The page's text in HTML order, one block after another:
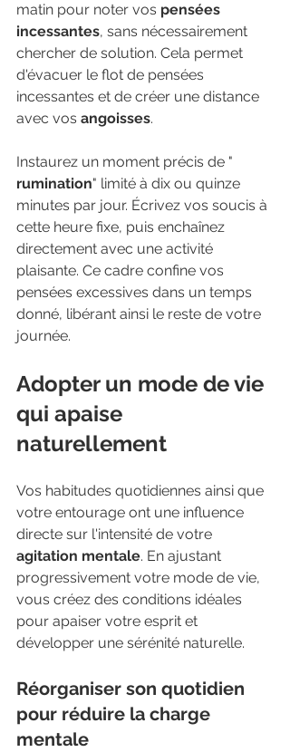
matin pour noter vos pensées
incessantes, sans nécessairement
chercher de solution. Cela permet
d'évacuer le flot de pensées
incessantes et de créer une distance
avec vos angoisses.
Instaurez un moment précis de "
rumination" limité à dix ou quinze
minutes par jour. Écrivez vos soucis à
cette heure fixe, puis enchaînez
directement avec une activité
plaisante. Ce cadre confine vos
pensées excessives dans un temps
donné, libérant ainsi le reste de votre
journée.
Adopter un mode de vie
qui apaise
naturellement
Vos habitudes quotidiennes ainsi que
votre entourage ont une influence
directe sur l'intensité de votre
agitation mentale. En ajustant
progressivement votre mode de vie,
vous créez des conditions idéales
pour apaiser votre esprit et
développer une sérénité naturelle.
Réorganiser son quotidien
pour réduire la charge
mentale